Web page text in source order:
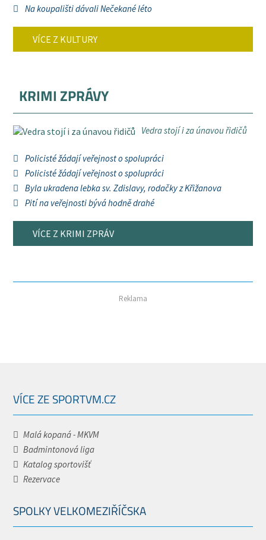
Na koupališti dávali Nečekané léto
VÍCE Z KULTURY
KRIMI ZPRÁVY
Vedra stojí i za únavou řidičů
Policisté žádají veřejnost o spolupráci
Policisté žádají veřejnost o spolupráci
Byla ukradena lebka sv. Zdislavy, rodačky z Křižanova
Pití na veřejnosti bývá hodně drahé
VÍCE Z KRIMI ZPRÁV
Reklama
VÍCE ZE SPORTVM.CZ
Malá kopaná - MKVM
Badmintonová liga
Katalog sportovišť
Rezervace
SPOLKY VELKOMEZIŘÍČSKA